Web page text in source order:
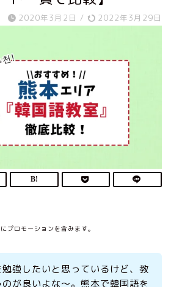
2020年3月2日 / 2022年3月29日
プロモーションを含みます。
強したいと思っているけど、教
が良いよな〜。熊本で韓国語を